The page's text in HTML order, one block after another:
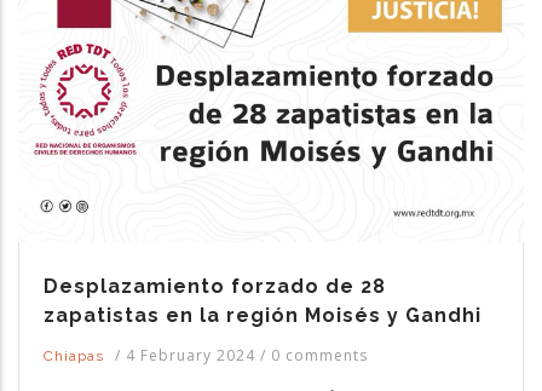
Desplazamiento forzado de 28
zapatistas en la región Moisés y Gandhi
Chiapas / 4 February 2024 / 0 comments